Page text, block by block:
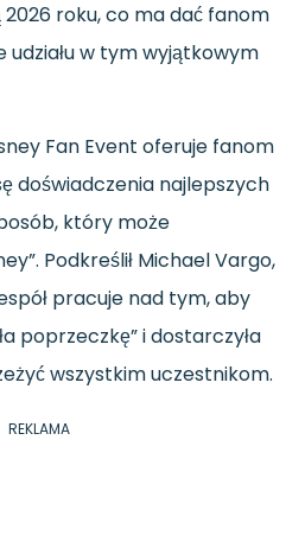
roku, co ma dać fanom
udziału w tym wyjątkowym
Fan Event oferuje fanom
doświadczenia najlepszych
który może
Podkreślił Michael Vargo,
pracuje nad tym, aby
poprzeczkę” i dostarczyła
wszystkim uczestnikom.
REKLAMA